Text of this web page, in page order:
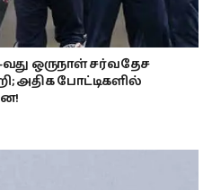
வது ஒருநாள் சர்வதேச
அதிக போட்டிகளில்